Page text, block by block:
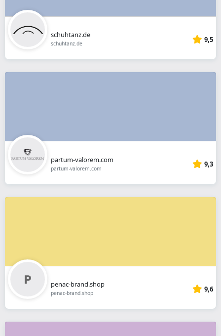
schuhtanz.de
schuhtanz.de 9,5
partum-valorem.com
partum-valorem.com 9,3
penac-brand.shop
penac-brand.shop 9,6